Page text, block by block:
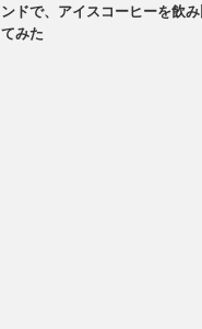
ンドで、アイスコーヒーを飲
てみた